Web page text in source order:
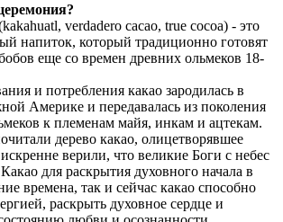
verdadero cacao, true cocoa) - это
напиток, который традиционно готовят
еще со времен древних ольмеков 18-
и потребления какао зародилась в
Америке и передавалась из поколения
к племенам майя, инкам и ацтекам.
дерево какао, олицетворявшее
верили, что великие Боги с небес
для раскрытия духовного начала в
времена, так и сейчас какао способно
раскрыть духовное сердце и